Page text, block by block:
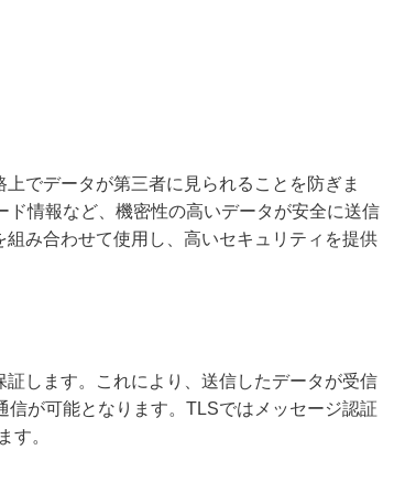
でデータが第三者に見られることを防ぎま
情報など、機密性の高いデータが安全に送信
み合わせて使用し、高いセキュリティを提供
します。これにより、送信したデータが受信
が可能となります。TLSではメッセージ認証
す。